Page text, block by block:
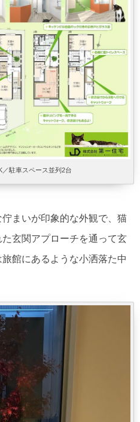
／駐車スペース並列2台
まいが印象的な外観で、猫
玄関アプローチを通って玄
館にあるような小洒落た中